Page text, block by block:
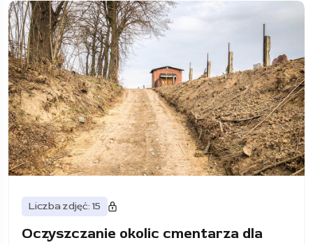
Liczba zdjęć: 15
Oczyszczanie okolic cmentarza dla